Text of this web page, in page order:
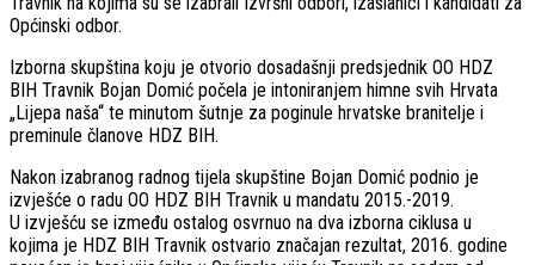
Općinski odbor.
Izborna skupština koju je otvorio dosadašnji predsjednik OO HDZ
BIH Travnik Bojan Domić počela je intoniranjem himne svih Hrvata
„Lijepa naša“ te minutom šutnje za poginule hrvatske branitelje i
preminule članove HDZ BIH.
Nakon izabranog radnog tijela skupštine Bojan Domić podnio je
izvješće o radu OO HDZ BIH Travnik u mandatu 2015.-2019.
U izvješću se između ostalog osvrnuo na dva izborna ciklusa u
kojima je HDZ BIH Travnik ostvario značajan rezultat, 2016. godine